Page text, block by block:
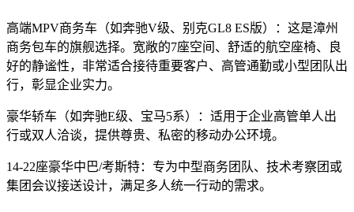
高端MPV商务车（如奔驰V级、别克GL8 ES版）：这是漳州
商务包车的旗舰选择。宽敞的7座空间、舒适的航空座椅、良
好的静谧性，非常适合接待重要客户、高管通勤或小型团队出
行，彰显企业实力。
豪华轿车（如奔驰E级、宝马5系）：适用于企业高管单人出
行或双人洽谈，提供尊贵、私密的移动办公环境。
14-22座豪华中巴/考斯特：专为中型商务团队、技术考察团或
集团会议接送设计，满足多人统一行动的需求。